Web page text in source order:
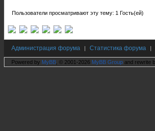
Пользователи просматривают эту тему: 1 Гость(ей)
Администрация форума | Статистика форума |
Powered by MyBB , © 2001-2026 MyBB Group and rewrite